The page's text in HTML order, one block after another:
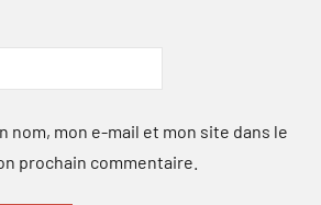
nom, mon e-mail et mon site dans le
prochain commentaire.